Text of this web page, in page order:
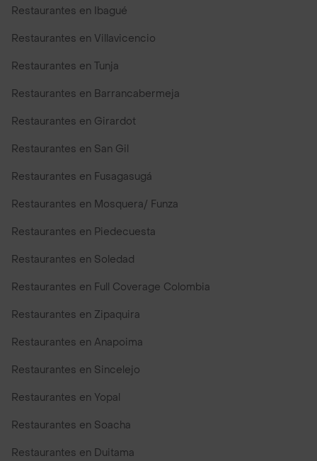
Restaurantes en Ibagué
Restaurantes en Villavicencio
Restaurantes en Tunja
Restaurantes en Barrancabermeja
Restaurantes en Girardot
Restaurantes en San Gil
Restaurantes en Fusagasugá
Restaurantes en Mosquera/ Funza
Restaurantes en Piedecuesta
Restaurantes en Soledad
Restaurantes en Full Coverage Colombia
Restaurantes en Zipaquira
Restaurantes en Anapoima
Restaurantes en Sincelejo
Restaurantes en Yopal
Restaurantes en Soacha
Restaurantes en Duitama